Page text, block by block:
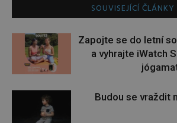
SOUVISEJÍCÍ ČLÁNKY
Zapojte se do letní
a vyhrajte iWatch
Budou se vraždit